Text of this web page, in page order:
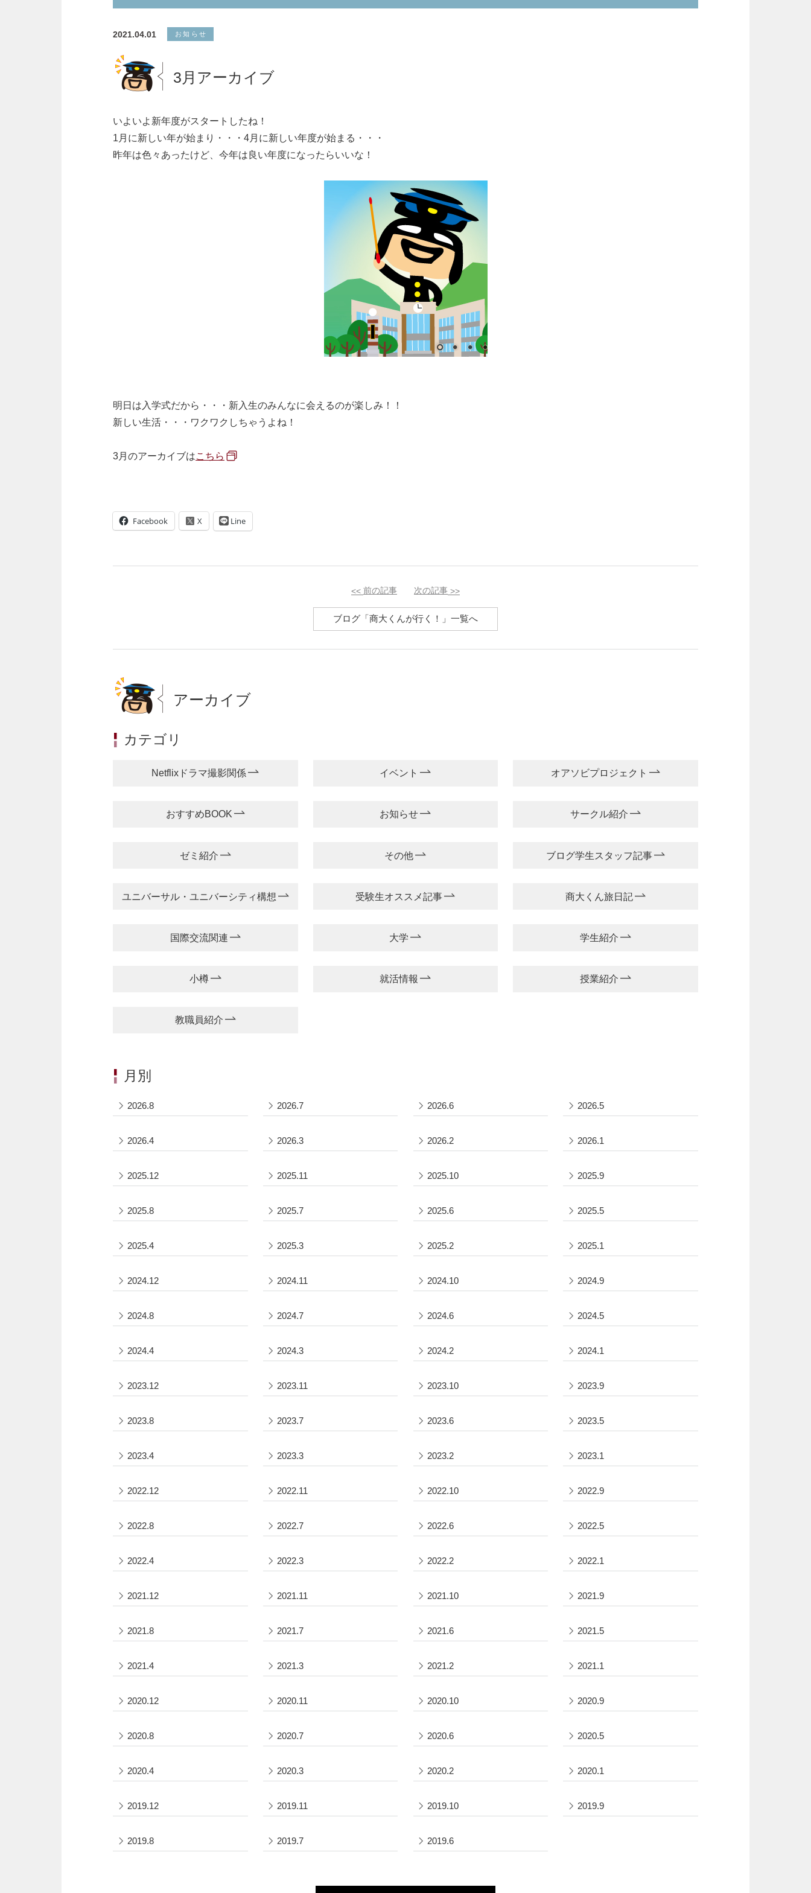
2021.04.01 お知らせ
3月アーカイブ
いよいよ新年度がスタートしたね！
1月に新しい年が始まり・・・4月に新しい年度が始まる・・・
昨年は色々あったけど、今年は良い年度になったらいいな！
明日は入学式だから・・・新入生のみんなに会えるのが楽しみ！！
新しい生活・・・ワクワクしちゃうよね！
3月のアーカイブはこちら
Facebook Line
<< 前の記事 次の記事 >>
ブログ「商大くんが行く！」一覧へ
アーカイブ
カテゴリ
Netflixドラマ撮影関係 イベント オアソビプロジェクト
おすすめBOOK お知らせ サークル紹介
ゼミ紹介 その他 ブログ学生スタッフ記事
ユニバーサル・ユニバーシティ構想 受験生オススメ記事 商大くん旅日記
国際交流関連 大学 学生紹介
小樽 就活情報 授業紹介
教職員紹介
月別
2026.8 2026.7 2026.6 2026.5
2026.4 2026.3 2026.2 2026.1
2025.12 2025.11 2025.10 2025.9
2025.8 2025.7 2025.6 2025.5
2025.4 2025.3 2025.2 2025.1
2024.12 2024.11 2024.10 2024.9
2024.8 2024.7 2024.6 2024.5
2024.4 2024.3 2024.2 2024.1
2023.12 2023.11 2023.10 2023.9
2023.8 2023.7 2023.6 2023.5
2023.4 2023.3 2023.2 2023.1
2022.12 2022.11 2022.10 2022.9
2022.8 2022.7 2022.6 2022.5
2022.4 2022.3 2022.2 2022.1
2021.12 2021.11 2021.10 2021.9
2021.8 2021.7 2021.6 2021.5
2021.4 2021.3 2021.2 2021.1
2020.12 2020.11 2020.10 2020.9
2020.8 2020.7 2020.6 2020.5
2020.4 2020.3 2020.2 2020.1
2019.12 2019.11 2019.10 2019.9
2019.8 2019.7 2019.6